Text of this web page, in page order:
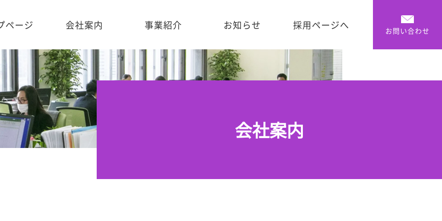
ページ 会社案内 事業紹介 お知らせ 採用ページへ お問い合わせ
会社案内